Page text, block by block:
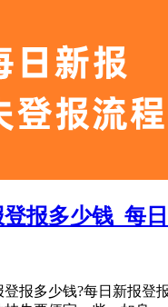
报多少钱_每
登报多少钱?每日新报登